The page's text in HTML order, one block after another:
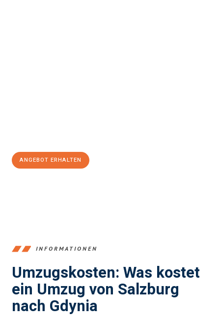
ANGEBOT ERHALTEN
INFORMATIONEN
Umzugskosten: Was kostet
ein Umzug von Salzburg
nach Gdynia